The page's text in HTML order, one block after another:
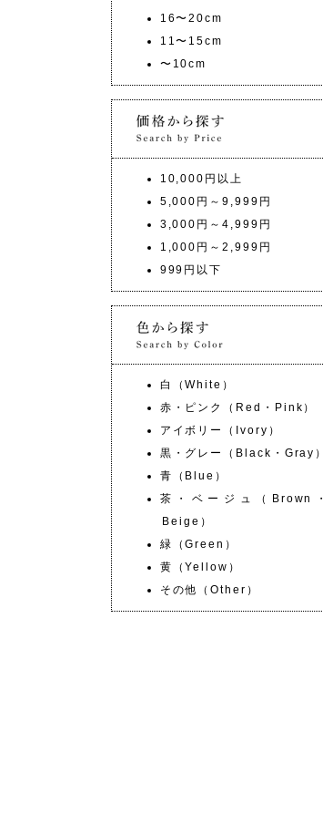
16〜20cm
11〜15cm
〜10cm
10,000円以上
5,000円～9,999円
3,000円～4,999円
1,000円～2,999円
999円以下
白（White）
赤・ピンク（Red・Pink）
アイボリー（Ivory）
黒・グレー（Black・Gray）
青（Blue）
茶・ベージュ（Brown・
Beige）
緑（Green）
黄（Yellow）
その他（Other）